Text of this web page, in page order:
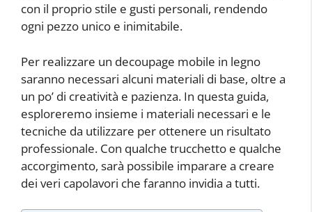
con il proprio stile e gusti personali, rendendo
ogni pezzo unico e inimitabile.
Per realizzare un decoupage mobile in legno
saranno necessari alcuni materiali di base, oltre a
un po’ di creatività e pazienza. In questa guida,
esploreremo insieme i materiali necessari e le
tecniche da utilizzare per ottenere un risultato
professionale. Con qualche trucchetto e qualche
accorgimento, sarà possibile imparare a creare
dei veri capolavori che faranno invidia a tutti.